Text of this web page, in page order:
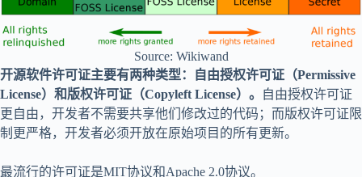
Source: Wikiwand
开源软件许可证主要有两种类型：自由授权许可证（Permissive
License）和版权许可证（Copyleft License）。
自由授权许可证
更自由，开发者不需要共享他们修改过的代码；而版权许可证限
制更严格，开发者必须开放在原始项目的所有更新。
最流行的许可证是MIT协议和Apache 2.0协议。